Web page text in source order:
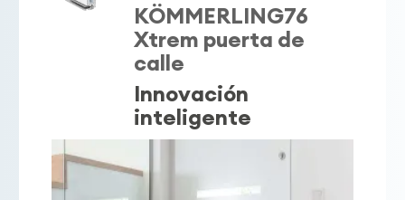
KÖMMERLING76
Xtrem puerta de
calle
Innovación
inteligente